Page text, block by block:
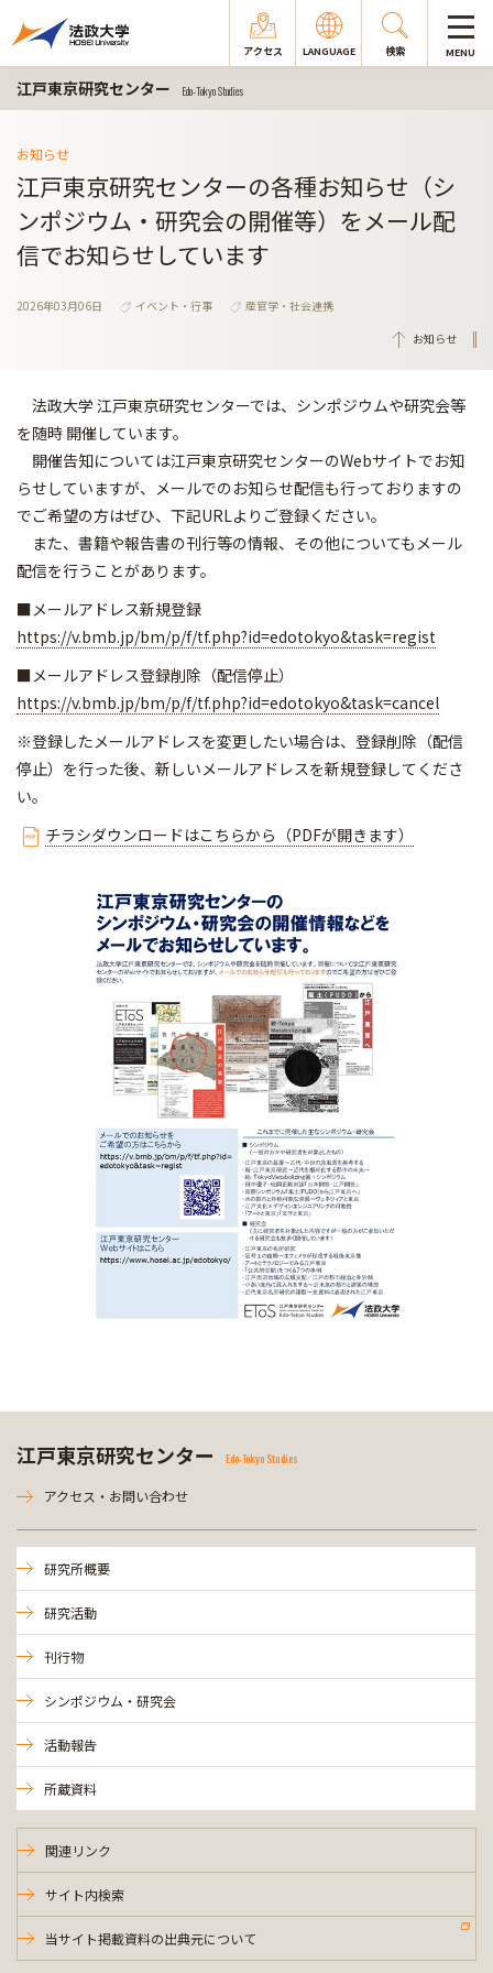
アクセス LANGUAGE 検索 MENU
江戸東京研究センター Edo-Tokyo Studies
お知らせ
江戸東京研究センターの各種お知らせ（シ
ンポジウム・研究会の開催等）をメール配
信でお知らせしています
2026年03月06日 イベント・行事
産官学・社会連携
お知らせ
法政大学 江戸東京研究センターでは、シンポジウムや研究会等
を随時 開催しています。
開催告知については江戸東京研究センターのWebサイトでお知
らせしていますが、メールでのお知らせ配信も行っておりますの
でご希望の方はぜひ、下記URLよりご登録ください。
また、書籍や報告書の刊行等の情報、その他についてもメール
配信を行うことがあります。
■メールアドレス新規登録
https://v.bmb.jp/bm/p/f/tf.php?id=edotokyo&task=regist
■メールアドレス登録削除（配信停止）
https://v.bmb.jp/bm/p/f/tf.php?id=edotokyo&task=cancel
※登録したメールアドレスを変更したい場合は、登録削除（配信
停止）を行った後、新しいメールアドレスを新規登録してくださ
い。
チラシダウンロードはこちらから（PDFが開きます）
江戸東京研究センター Edo-Tokyo Studies
アクセス・お問い合わせ
研究所概要
研究活動
刊行物
シンポジウム・研究会
活動報告
所蔵資料
関連リンク
サイト内検索
当サイト掲載資料の出典元について